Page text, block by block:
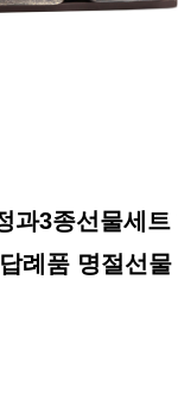
과3종선물세
례품 명절선물